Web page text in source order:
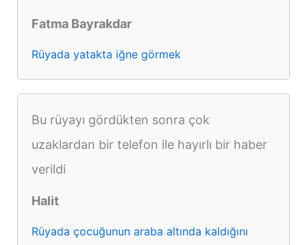
Fatma Bayrakdar
Rüyada yatakta iğne görmek
Bu rüyayı gördükten sonra çok
uzaklardan bir telefon ile hayırlı bir haber
verildi
Halit
Rüyada çocuğunun araba altında kaldığını